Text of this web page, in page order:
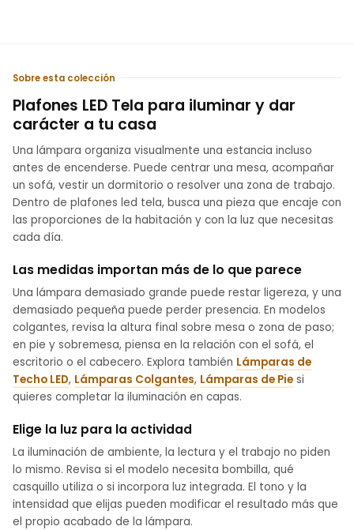
Sobre esta colección
Plafones LED Tela para iluminar y dar
carácter a tu casa
Una lámpara organiza visualmente una estancia incluso
antes de encenderse. Puede centrar una mesa, acompañar
un sofá, vestir un dormitorio o resolver una zona de trabajo.
Dentro de plafones led tela, busca una pieza que encaje con
las proporciones de la habitación y con la luz que necesitas
cada día.
Las medidas importan más de lo que parece
Una lámpara demasiado grande puede restar ligereza, y una
demasiado pequeña puede perder presencia. En modelos
colgantes, revisa la altura final sobre mesa o zona de paso;
en pie y sobremesa, piensa en la relación con el sofá, el
escritorio o el cabecero. Explora también Lámparas de
Techo LED, Lámparas Colgantes, Lámparas de Pie si
quieres completar la iluminación en capas.
Elige la luz para la actividad
La iluminación de ambiente, la lectura y el trabajo no piden
lo mismo. Revisa si el modelo necesita bombilla, qué
casquillo utiliza o si incorpora luz integrada. El tono y la
intensidad que elijas pueden modificar el resultado más que
el propio acabado de la lámpara.